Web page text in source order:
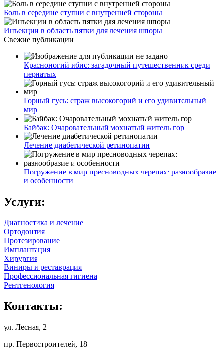
Боль в середине ступни с внутренней стороны
Инъекции в область пятки для лечения шпоры
Свежие публикации
Красноногий ибис: загадочный путешественник среди
пернатых
Горный гусь: страж высокогорий и его удивительный
мир
Байбак: Очаровательный мохнатый житель гор
Лечение диабетической ретинопатии
Погружение в мир пресноводных черепах: разнообразие
и особенности
Услуги:
Диагностика и лечение
Ортодонтия
Протезирование
Имплантация
Хирургия
Виниры и реставрация
Профессиональная гигиена
Рентгенология
Контакты:
ул. Лесная, 2
пр. Первостроителей, 18